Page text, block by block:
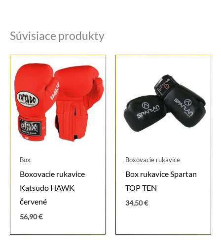
Súvisiace produkty
Box
Boxovacie rukavice
Katsudo HAWK
červené
56,90€
Boxovacie rukavice
Box rukavice Spartan
TOP TEN
34,50€